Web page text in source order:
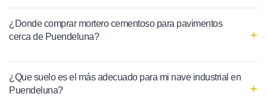
¿Donde comprar mortero cementoso para pavimentos
cerca de Puendeluna?
¿Que suelo es el más adecuado para mi nave industrial en
Puendeluna?